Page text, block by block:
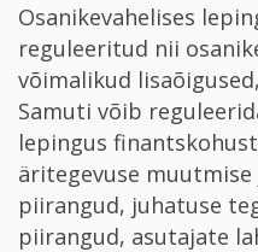
Osanikevahelises
reguleeritud nii
võimalikud
Samuti võib
lepingus
äritegevuse
piirangud, juhatuse
piirangud, asutajate